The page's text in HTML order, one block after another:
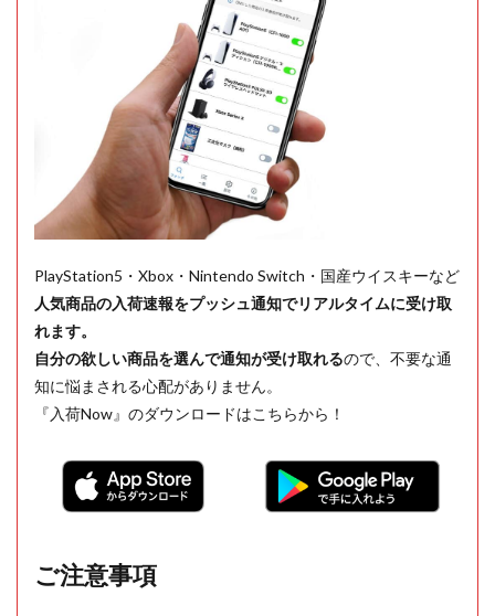
PlayStation5・Xbox・Nintendo Switch・国産ウイスキーなど
人気商品の入荷速報をプッシュ通知でリアルタイムに受け取
れます。
自分の欲しい商品を選んで通知が受け取れるので、不要な通
知に悩まされる心配がありません。
『入荷Now』のダウンロードはこちらから！
ご注意事項